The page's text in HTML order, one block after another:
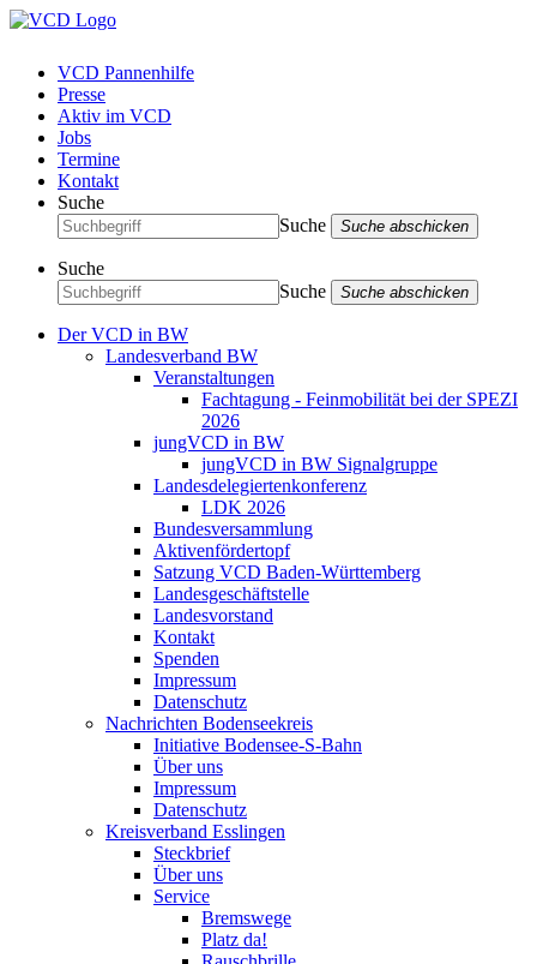
VCD Pannenhilfe
Presse
Aktiv im VCD
Jobs
Termine
Kontakt
Suche
Suche
Suche abschicken
Suche
Suche
Suche abschicken
Der VCD in BW
Landesverband BW
Veranstaltungen
Fachtagung - Feinmobilität bei der SPEZI
2026
jungVCD in BW
jungVCD in BW Signalgruppe
Landesdelegiertenkonferenz
LDK 2026
Bundesversammlung
Aktivenfördertopf
Satzung VCD Baden-Württemberg
Landesgeschäftstelle
Landesvorstand
Kontakt
Spenden
Impressum
Datenschutz
Nachrichten Bodenseekreis
Initiative Bodensee-S-Bahn
Über uns
Impressum
Datenschutz
Kreisverband Esslingen
Steckbrief
Über uns
Service
Bremswege
Platz da!